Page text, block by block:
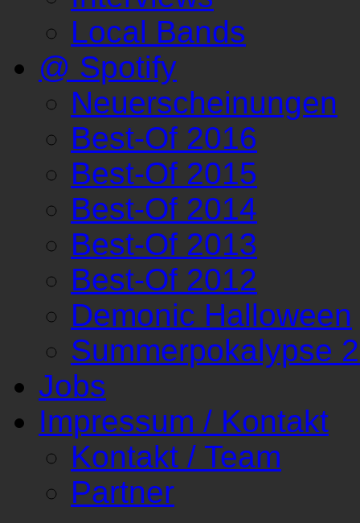
Local Bands
@ Spotify
Neuerscheinungen
Best-Of 2016
Best-Of 2015
Best-Of 2014
Best-Of 2013
Best-Of 2012
Demonic Halloween
Summerpokalypse
Jobs
Impressum / Kontakt
Kontakt / Team
Partner